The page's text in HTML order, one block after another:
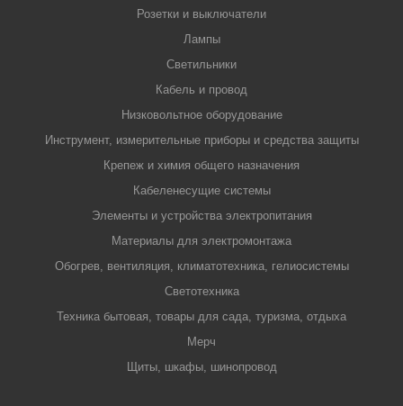
Розетки и выключатели
Лампы
Светильники
Кабель и провод
Низковольтное оборудование
Инструмент, измерительные приборы и средства защиты
Крепеж и химия общего назначения
Кабеленесущие системы
Элементы и устройства электропитания
Материалы для электромонтажа
Обогрев, вентиляция, климатотехника, гелиосистемы
Светотехника
Техника бытовая, товары для сада, туризма, отдыха
Мерч
Щиты, шкафы, шинопровод